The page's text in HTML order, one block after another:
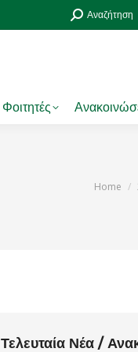
Search:
Αναζήτηση
Φοιτητές
You are
Home
Τελευταία Νέα /